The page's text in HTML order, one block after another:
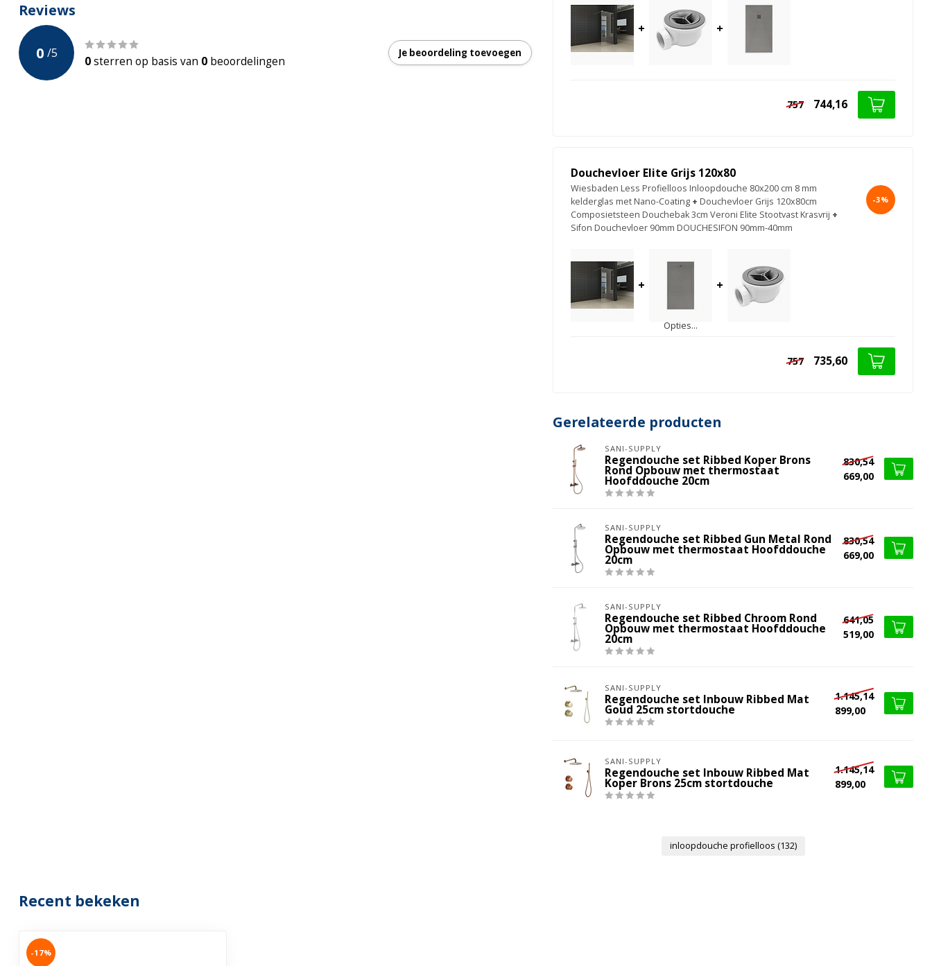
Nano-Coating
Incl. Stabilisatiestang
Profiel verstelbaar
Reviews
0 /5
0sterren op basis van 0 beoordelingen
Je beoordeling toevoegen
+ +
757 744,16
Douchevloer Elite Grijs 120x80
Wiesbaden Less Profielloos Inloopdouche 80x200 cm 8 mm
kelderglas met Nano-Coating + Douchevloer Grijs 120x80cm
Composietsteen Douchebak 3cm Veroni Elite Stootvast Krasvrij +
Sifon Douchevloer 90mm DOUCHESIFON 90mm-40mm
-3%
+
Opties...
+
757 735,60
Gerelateerde producten
SANI-SUPPLY
Regendouche set Ribbed Koper Brons
Rond Opbouw met thermostaat
Hoofddouche 20cm
830,54
669,00
SANI-SUPPLY
Regendouche set Ribbed Gun Metal Rond
Opbouw met thermostaat Hoofddouche
20cm
830,54
669,00
SANI-SUPPLY
Regendouche set Ribbed Chroom Rond
Opbouw met thermostaat Hoofddouche
20cm
641,05
519,00
SANI-SUPPLY
Regendouche set Inbouw Ribbed Mat
Goud 25cm stortdouche
1.145,14
899,00
SANI-SUPPLY
Regendouche set Inbouw Ribbed Mat
Koper Brons 25cm stortdouche
1.145,14
899,00
inloopdouche profielloos (132)
Recent bekeken
-17%